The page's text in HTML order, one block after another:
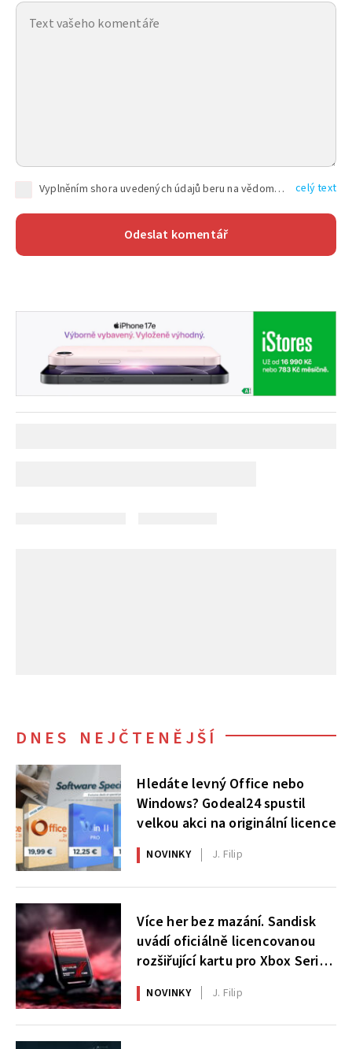
Vyplněním shora uvedených údajů beru na vědomí, že společnost TEXT FACTORY s.r.o., sídlem Brno, Durďákova 336/29, Černá Pole, PSČ: 613 00, IČ: 06157831, zapsané u Krajského soudu v Brně, oddíl C, vložka 100399, bude zpracovávat mé osobní údaje uvedené v rámci mnou vyplněného registračního formuláře na základě oprávněných zájmů TEXT FACTORY s.r.o. dle čl. 6 odst. 1 písm. f) GDPR a pro splnění právních povinností (čl. 6 odst. 1 písm. c) GDPR), a to pro tyto účely: nezbytnost zajistit oprávnění návštěvníka webových stránek provozovaných společností TEXT FACTORY s.r.o. přispívat aktivně ke zveřejněným článkům nebo v rámci diskusních fór a výkon práv TEXT FACTORY s.r.o. jako administrátora těchto diskusních fór. Více informací o zpracování osobních údajů a právech lze nalézt v celý text
DNES NEJČTENĚJŠÍ
Hledáte levný Office nebo
Windows? Godeal24 spustil
velkou akci na originální licence
NOVINKY J. Filip
Více her bez mazání. Sandisk
uvádí oficiálně licencovanou
rozšiřující kartu pro Xbox Series
X|S
NOVINKY J. Filip